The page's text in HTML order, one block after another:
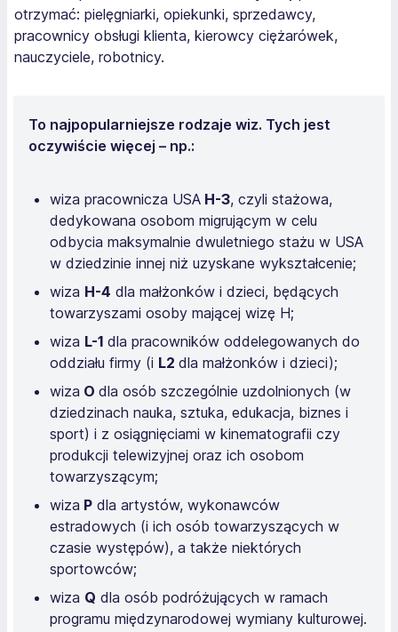
otrzymać: pielęgniarki, opiekunki, sprzedawcy,
pracownicy obsługi klienta, kierowcy ciężarówek,
nauczyciele, robotnicy.
To najpopularniejsze rodzaje wiz. Tych jest
oczywiście więcej – np.:
wiza pracownicza USA H-3, czyli stażowa,
dedykowana osobom migrującym w celu
odbycia maksymalnie dwuletniego stażu w USA
w dziedzinie innej niż uzyskane wykształcenie;
wiza H-4 dla małżonków i dzieci, będących
towarzyszami osoby mającej wizę H;
wiza L-1 dla pracowników oddelegowanych do
oddziału firmy (i L2 dla małżonków i dzieci);
wiza O dla osób szczególnie uzdolnionych (w
dziedzinach nauka, sztuka, edukacja, biznes i
sport) i z osiągnięciami w kinematografii czy
produkcji telewizyjnej oraz ich osobom
towarzyszącym;
wiza P dla artystów, wykonawców
estradowych (i ich osób towarzyszących w
czasie występów), a także niektórych
sportowców;
wiza Q dla osób podróżujących w ramach
programu międzynarodowej wymiany kulturowej.